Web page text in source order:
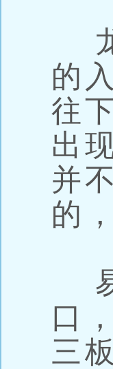
龙
的
往
出
并
的
易
口
三